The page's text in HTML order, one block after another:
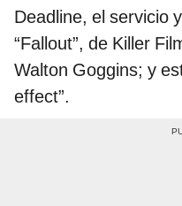
Deadline, el servicio
“Fallout”, de Killer
Walton Goggins; y
effect”.